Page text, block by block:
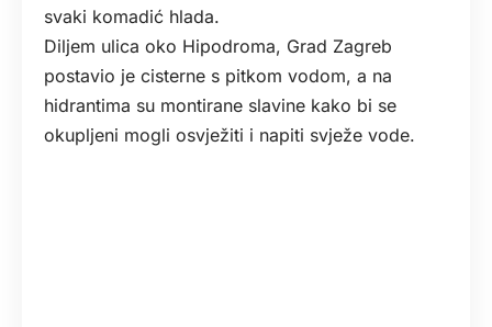
svaki komadić hlada.
Diljem ulica oko Hipodroma, Grad Zagreb
postavio je cisterne s pitkom vodom, a na
hidrantima su montirane slavine kako bi se
okupljeni mogli osvježiti i napiti svježe vode.